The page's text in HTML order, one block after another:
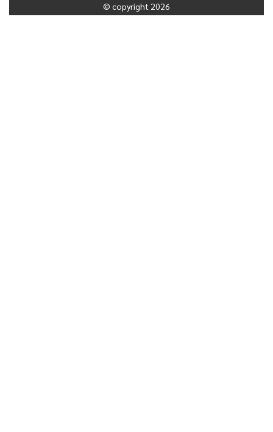
© copyright 2026